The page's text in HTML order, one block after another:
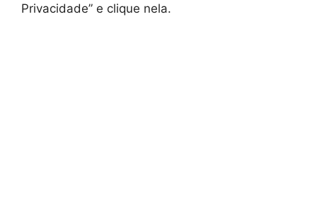
Privacidade” e clique nela.